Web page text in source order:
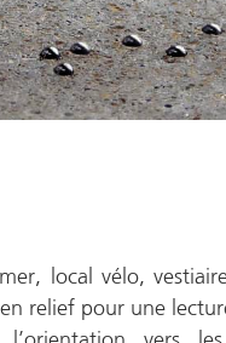
local vélo,
relief pour une